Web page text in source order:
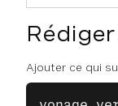
Ajouter ce qui